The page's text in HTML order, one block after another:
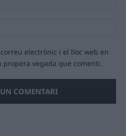
electrònic i el lloc web en
propera vegada que comenti.